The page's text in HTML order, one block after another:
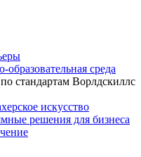
среда
стандартам Ворлдскиллс
искусство
решения для бизнеса